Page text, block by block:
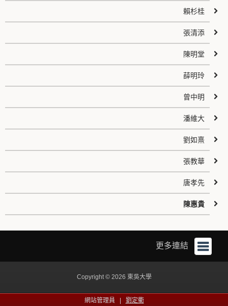
賴杉桂
張清添
陳明堂
薛明玲
曾中明
潘維大
劉如熹
張教華
唐孝先
陳惠貴
更多連結
Copyright © 2026 東吳大學
網站管理員 | 劉定衢